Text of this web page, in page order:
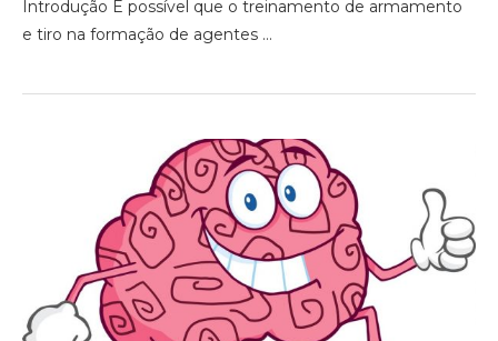
Introdução É possível que o treinamento de armamento
e tiro na formação de agentes …